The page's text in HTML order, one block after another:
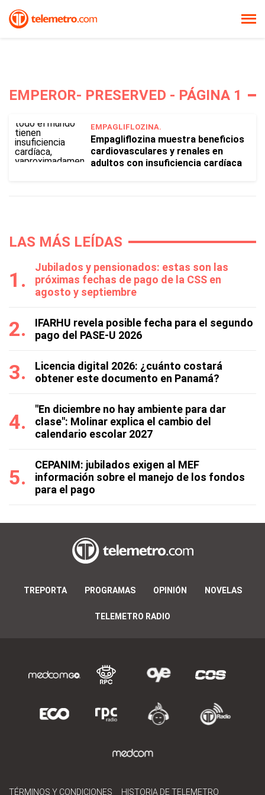
EMPEROR- PRESERVED - PÁGINA 1
EMPAGLIFLOZINA.
Empagliflozina muestra beneficios
cardiovasculares y renales en
adultos con insuficiencia cardíaca
LAS MÁS LEÍDAS
Jubilados y pensionados: estas son las
próximas fechas de pago de la CSS en
agosto y septiembre
IFARHU revela posible fecha para el segundo
pago del PASE-U 2026
Licencia digital 2026: ¿cuánto costará
obtener este documento en Panamá?
"En diciembre no hay ambiente para dar
clase": Molinar explica el cambio del
calendario escolar 2027
CEPANIM: jubilados exigen al MEF
información sobre el manejo de los fondos
para el pago
TREPORTA PROGRAMAS OPINIÓN NOVELAS
TELEMETRO RADIO
TÉRMINOS Y CONDICIONES HISTORIA DE TELEMETRO